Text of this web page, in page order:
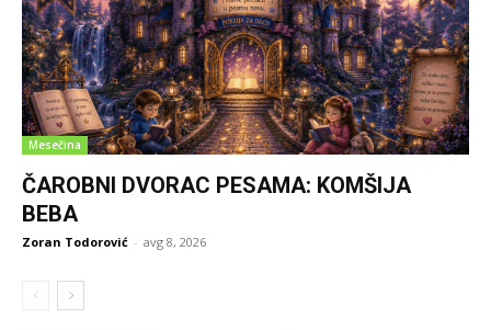
Mesečina
ČAROBNI DVORAC PESAMA: KOMŠIJA
BEBA
Zoran Todorović - avg 8, 2026